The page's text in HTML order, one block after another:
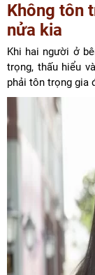
Không tôn
nửa kia
Khi hai người ở
trọng, thấu hiểu
phải tôn trọng gia